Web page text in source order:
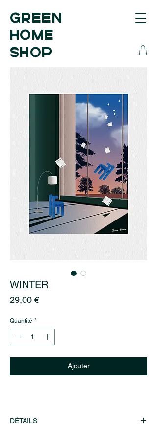
GREEN
HOME
SHOP
WINTER
29,00 €Prix
Quantité *
Ajouter
DÉTAILS